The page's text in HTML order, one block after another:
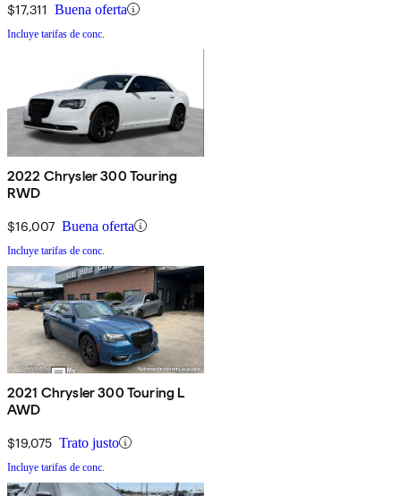
$17,311 Buena oferta
Incluye tarifas de conc.
2022 Chrysler 300 Touring
RWD
$16,007 Buena oferta
Incluye tarifas de conc.
2021 Chrysler 300 Touring L
AWD
$19,075 Trato justo
Incluye tarifas de conc.